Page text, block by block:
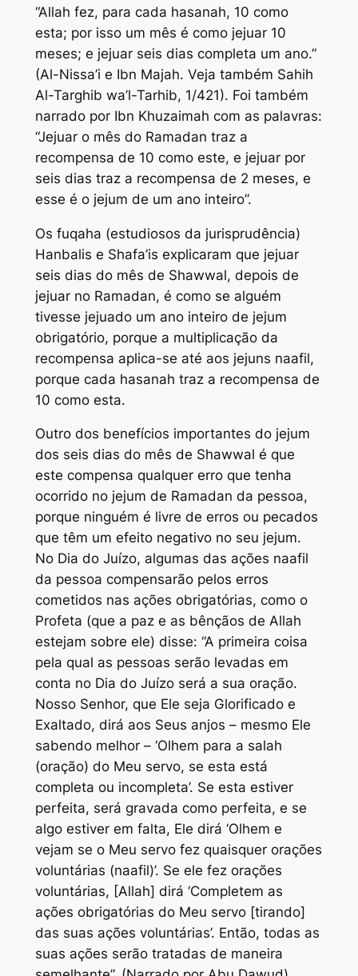
“Allah fez, para cada hasanah, 10 como
esta; por isso um mês é como jejuar 10
meses; e jejuar seis dias completa um ano.”
(Al-Nissa’i e Ibn Majah. Veja também Sahih
Al-Targhib wa’l-Tarhib, 1/421). Foi também
narrado por Ibn Khuzaimah com as palavras:
“Jejuar o mês do Ramadan traz a
recompensa de 10 como este, e jejuar por
seis dias traz a recompensa de 2 meses, e
esse é o jejum de um ano inteiro”.
Os fuqaha (estudiosos da jurisprudência)
Hanbalis e Shafa’is explicaram que jejuar
seis dias do mês de Shawwal, depois de
jejuar no Ramadan, é como se alguém
tivesse jejuado um ano inteiro de jejum
obrigatório, porque a multiplicação da
recompensa aplica-se até aos jejuns naafil,
porque cada hasanah traz a recompensa de
10 como esta.
Outro dos benefícios importantes do jejum
dos seis dias do mês de Shawwal é que
este compensa qualquer erro que tenha
ocorrido no jejum de Ramadan da pessoa,
porque ninguém é livre de erros ou pecados
que têm um efeito negativo no seu jejum.
No Dia do Juízo, algumas das ações naafil
da pessoa compensarão pelos erros
cometidos nas ações obrigatórias, como o
Profeta (que a paz e as bênçãos de Allah
estejam sobre ele) disse: “A primeira coisa
pela qual as pessoas serão levadas em
conta no Dia do Juízo será a sua oração.
Nosso Senhor, que Ele seja Glorificado e
Exaltado, dirá aos Seus anjos – mesmo Ele
sabendo melhor – ‘Olhem para a salah
(oração) do Meu servo, se esta está
completa ou incompleta’. Se esta estiver
perfeita, será gravada como perfeita, e se
algo estiver em falta, Ele dirá ‘Olhem e
vejam se o Meu servo fez quaisquer orações
voluntárias (naafil)’. Se ele fez orações
voluntárias, [Allah] dirá ‘Completem as
ações obrigatórias do Meu servo [tirando]
das suas ações voluntárias’. Então, todas as
suas ações serão tratadas de maneira